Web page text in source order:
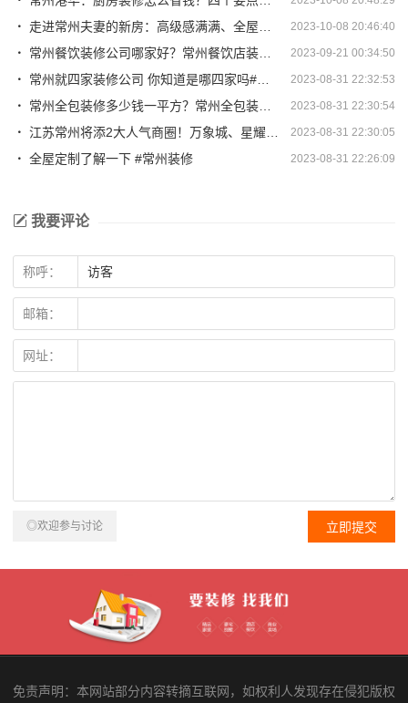
2023-10-08 20:46:40
走进常州夫妻的新房：高级感满满、全屋感受不到丝毫的俗气
2023-09-21 00:34:50
常州餐饮装修公司哪家好？常州餐饮店装修公司排行榜
2023-08-31 22:32:53
常州就四家装修公司 你知道是哪四家吗#装修
2023-08-31 22:30:54
常州全包装修多少钱一平方？常州全包装修报价
2023-08-31 22:30:05
江苏常州将添2大人气商圈！万象城、星耀城开建最新动态
2023-08-31 22:26:09
全屋定制了解一下 #常州装修
我要评论
称呼：
邮箱：
网址：
◎欢迎参与讨论
免责声明：本网站部分内容转摘互联网，如权利人发现存在侵犯版权